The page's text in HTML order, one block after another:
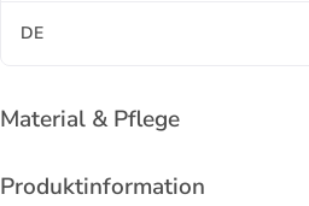
DE
Material & Pflege
Produktinformation